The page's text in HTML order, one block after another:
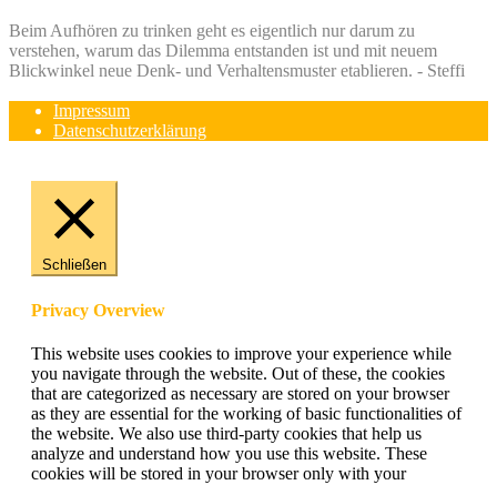
Beim Aufhören zu trinken geht es eigentlich nur darum zu
verstehen, warum das Dilemma entstanden ist und mit neuem
Blickwinkel neue Denk- und Verhaltensmuster etablieren. - Steffi
Impressum
Datenschutzerklärung
Schließen
Privacy Overview
This website uses cookies to improve your experience while
you navigate through the website. Out of these, the cookies
that are categorized as necessary are stored on your browser
as they are essential for the working of basic functionalities of
the website. We also use third-party cookies that help us
analyze and understand how you use this website. These
cookies will be stored in your browser only with your